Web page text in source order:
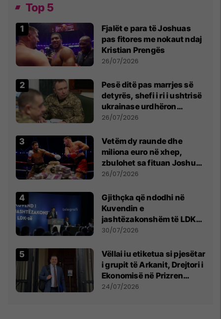
Top 5
Fjalët e para të Joshuas
pas fitores me nokaut ndaj
Kristian Prengës
26/07/2026
Pesë ditë pas marrjes së
detyrës, shefi i ri i ushtrisë
ukrainase urdhëron
kontroll të madh
26/07/2026
Vetëm dy raunde dhe
miliona euro në xhep,
zbulohet sa fituan Joshua
e Prenga
26/07/2026
Gjithçka që ndodhi në
Kuvendin e
jashtëzakonshëm të LDK-
së
30/07/2026
Vëllai iu etiketua si pjesëtar
i grupit të Arkanit, Drejtori i
Ekonomisë në Prizren
mohon pretendimet
24/07/2026